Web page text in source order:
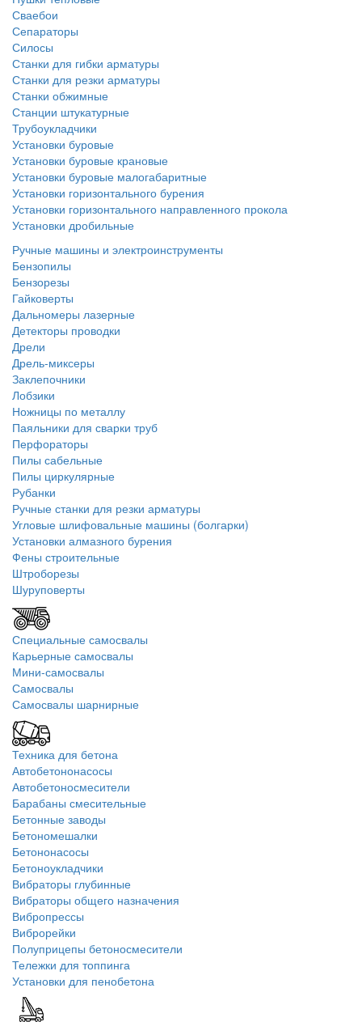
Сваебои
Сепараторы
Силосы
Станки для гибки арматуры
Станки для резки арматуры
Станки обжимные
Станции штукатурные
Трубоукладчики
Установки буровые
Установки буровые крановые
Установки буровые малогабаритные
Установки горизонтального бурения
Установки горизонтального направленного прокола
Установки дробильные
Ручные машины и электроинструменты
Бензопилы
Бензорезы
Гайковерты
Дальномеры лазерные
Детекторы проводки
Дрели
Дрель-миксеры
Заклепочники
Лобзики
Ножницы по металлу
Паяльники для сварки труб
Перфораторы
Пилы сабельные
Пилы циркулярные
Рубанки
Ручные станки для резки арматуры
Угловые шлифовальные машины (болгарки)
Установки алмазного бурения
Фены строительные
Штроборезы
Шуруповерты
Специальные самосвалы
Карьерные самосвалы
Мини-самосвалы
Самосвалы
Самосвалы шарнирные
Техника для бетона
Автобетононасосы
Автобетоносмесители
Барабаны смесительные
Бетонные заводы
Бетономешалки
Бетононасосы
Бетоноукладчики
Вибраторы глубинные
Вибраторы общего назначения
Вибропрессы
Виброрейки
Полуприцепы бетоносмесители
Тележки для топпинга
Установки для пенобетона